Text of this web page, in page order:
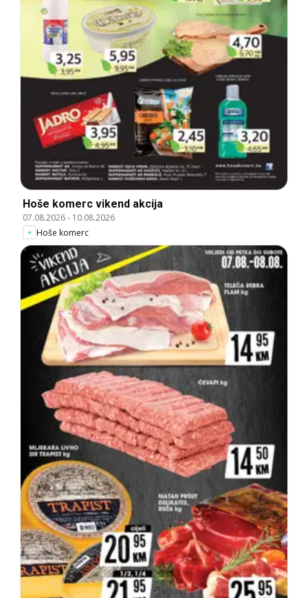
Hoše komerc vikend akcija
07.08.2026- 10.08.2026
Hoše komerc